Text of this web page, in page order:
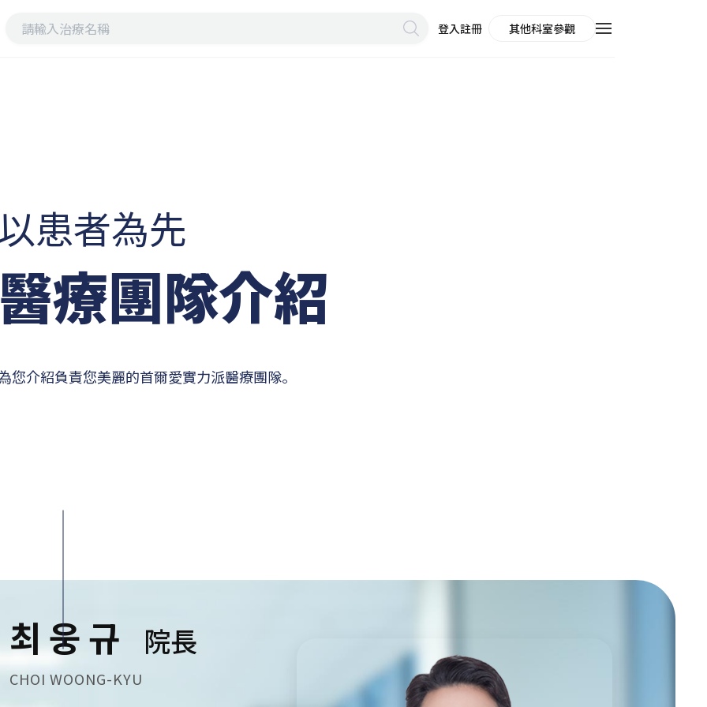
登入註冊 其他科室參觀
患者為先
療團隊介紹
您介紹負責您美麗的首爾愛實力派醫療團隊。
최웅규 院長
CHOI WOONG-KYU